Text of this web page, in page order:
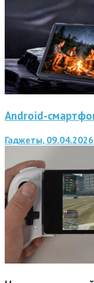
Android-
Гаджеты, 09.04.2026